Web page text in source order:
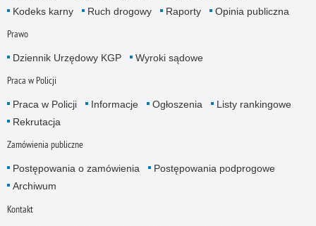
Kodeks karny
Ruch drogowy Raporty Opinia publiczna
Prawo
Dziennik Urzędowy KGP Wyroki sądowe
Praca w Policji
Praca w Policji Informacje Ogłoszenia
Listy rankingowe
Rekrutacja
Zamówienia publiczne
Postępowania o zamówienia
Postępowania podprogowe
Archiwum
Kontakt